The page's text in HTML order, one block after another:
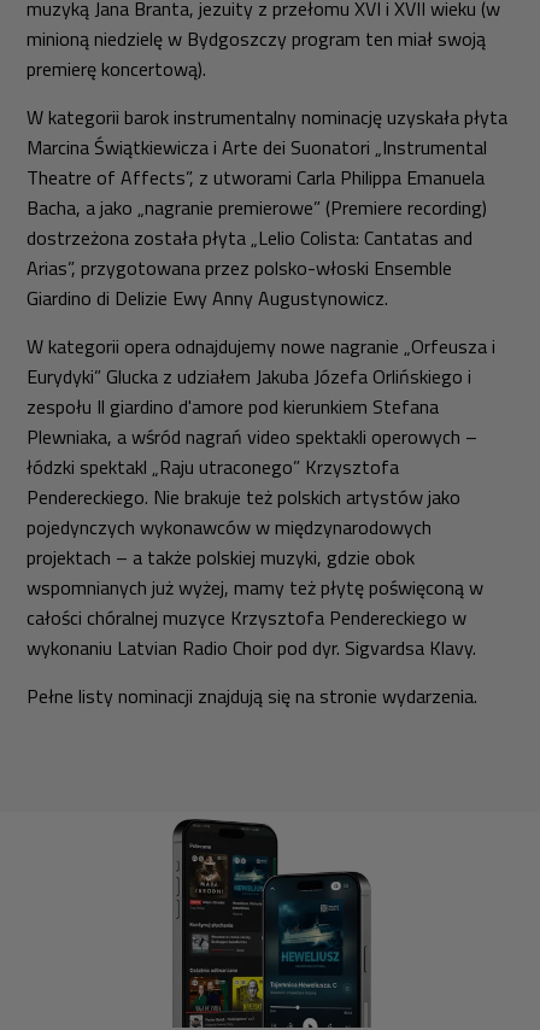
muzyką Jana Branta, jezuity z przełomu XVI i XVII wieku (w
minioną niedzielę w Bydgoszczy program ten miał swoją
premierę koncertową).
W kategorii barok instrumentalny nominację uzyskała płyta
Marcina Świątkiewicza i Arte dei Suonatori „Instrumental
Theatre of Affects”, z utworami Carla Philippa Emanuela
Bacha, a jako „nagranie premierowe” (Premiere recording)
dostrzeżona została płyta „Lelio Colista: Cantatas and
Arias”, przygotowana przez polsko-włoski Ensemble
Giardino di Delizie Ewy Anny Augustynowicz.
W kategorii opera odnajdujemy nowe nagranie „Orfeusza i
Eurydyki” Glucka z udziałem Jakuba Józefa Orlińskiego i
zespołu Il giardino d'amore pod kierunkiem Stefana
Plewniaka, a wśród nagrań video spektakli operowych –
łódzki spektakl „Raju utraconego” Krzysztofa
Pendereckiego. Nie brakuje też polskich artystów jako
pojedynczych wykonawców w międzynarodowych
projektach – a także polskiej muzyki, gdzie obok
wspomnianych już wyżej, mamy też płytę poświęconą w
całości chóralnej muzyce Krzysztofa Pendereckiego w
wykonaniu Latvian Radio Choir pod dyr. Sigvardsa Klavy.
Pełne listy nominacji znajdują się na stronie wydarzenia.